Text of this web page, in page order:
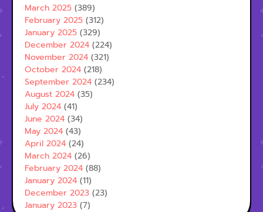
March 2025 (389)
February 2025 (312)
January 2025 (329)
December 2024 (224)
November 2024 (321)
October 2024 (218)
September 2024 (234)
August 2024 (35)
July 2024 (41)
June 2024 (34)
May 2024 (43)
April 2024 (24)
March 2024 (26)
February 2024 (88)
January 2024 (11)
December 2023 (23)
January 2023 (7)